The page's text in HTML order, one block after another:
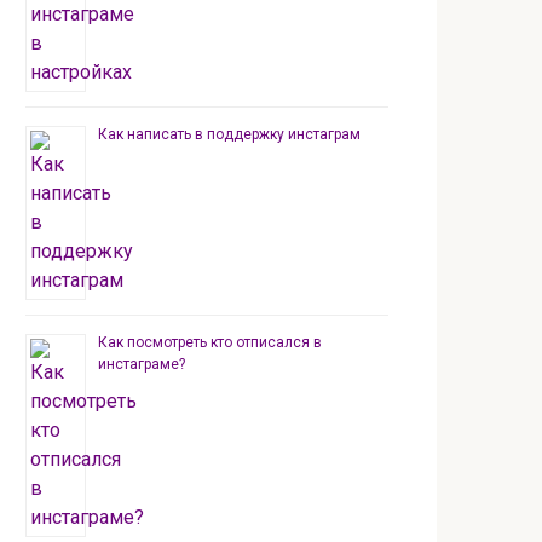
Как написать в поддержку инстаграм
Как посмотреть кто отписался в
инстаграме?